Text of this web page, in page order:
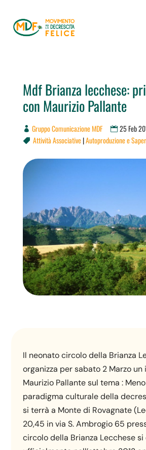
Mdf Brianza lecchese:
con Maurizio Pallante
Gruppo Comunicazione MDF 25 Feb
 Attività Associative|Autoproduzione e
Il neonato circolo della Brianza
organizza per sabato 2 Marzo
Maurizio Pallante sul tema :
paradigma culturale della
si terrà a Monte di Rovagnate
20,45 in via S. Ambrogio 65
circolo della Brianza Lecchese